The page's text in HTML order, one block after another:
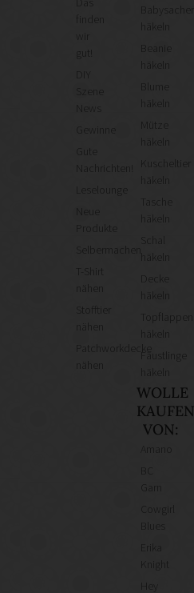
finden
gut!
News
Gute
Nachrichten!
Leselounge
Neue
Produkte
Selbermachen
T-Shirt
Stofftier
Patchworkdecke
häkeln
häkeln
Mütze
häkeln
Kuscheltier
häkeln
Tasche
häkeln
häkeln
Topflappen
häkeln
Fäustlinge
häkeln
WOLLE
KAUFEN
VON:
Cowgirl
Knight